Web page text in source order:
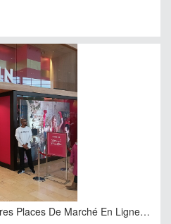
Places De Marché En Ligne…